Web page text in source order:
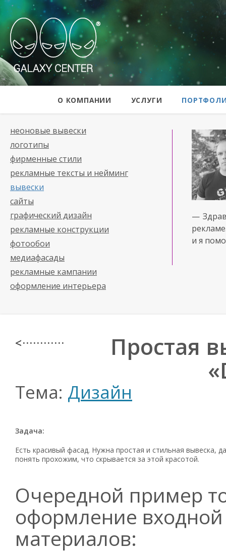
Galaxy Center
О КОМПАНИИ УСЛУГИ
неоновые вывески
логотипы
фирменные стили
рекламные тексты и нейминг
вывески
сайты
графический дизайн
рекламные конструкции
фотообои
медиафасады
рекламные кампании
оформление интерьера
—
и я
< · · · · · · · · · · · · Простая
Тема: Дизайн
Задача:
Есть красивый фасад. Нужна простая и стильная вывеска,
понять прохожим, что скрывается за этой красотой.
Очередной пример
оформление
материалов: